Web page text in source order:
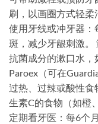
刷，以画圈方式轻柔
使用牙线或冲牙器
斑，减少牙龈刺激。
抗菌成分的漱口水
Paroex（可在
过热、过辣或酸性
生素C的食物（如橙
定期看牙医：每6个